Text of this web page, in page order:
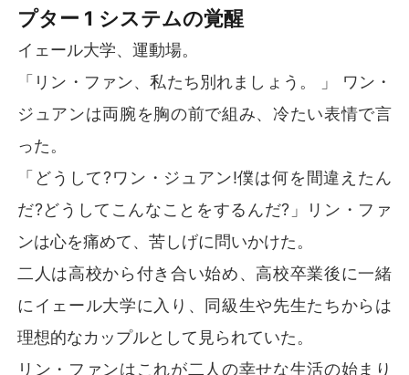
プター 1 システムの覚醒
イェール大学、運動場。
「リン・ファン、私たち別れましょう。 」 ワン・
ジュアンは両腕を胸の前で組み、冷たい表情で言
った。
「どうして?ワン・ジュアン!僕は何を間違えたん
だ?どうしてこんなことをするんだ?」リン・ファ
ンは心を痛めて、苦しげに問いかけた。
二人は高校から付き合い始め、高校卒業後に一緒
にイェール大学に入り、同級生や先生たちからは
理想的なカップルとして見られていた。
リン・ファンはこれが二人の幸せな生活の始まり